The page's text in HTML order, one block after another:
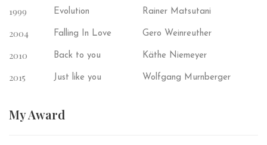
1999 Evolution Rainer Matsutani
2004 Falling In Love Gero Weinreuther
2010 Back to you Käthe Niemeyer
2015 Just like you Wolfgang Murnberger
MyAward